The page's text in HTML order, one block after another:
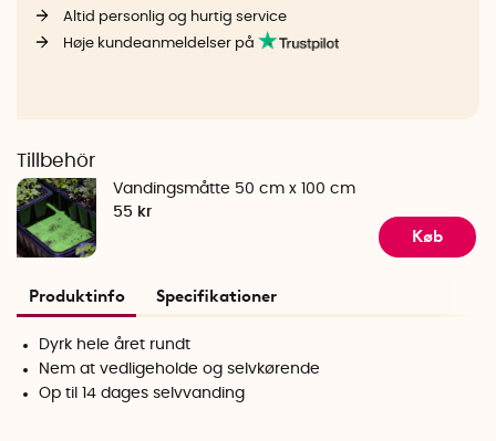
Altid personlig og hurtig service
Høje kundeanmeldelser på
Tillbehör
Vandingsmåtte 50 cm x 100 cm
55 kr
Køb
Produktinfo Specifikationer
Dyrk hele året rundt
Nem at vedligeholde og selvkørende
Op til 14 dages selvvanding